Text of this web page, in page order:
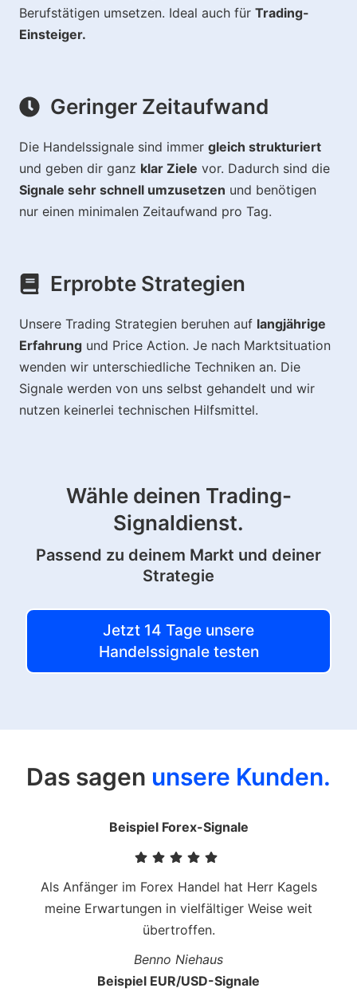
Berufstätigen umsetzen. Ideal auch für Trading-
Einsteiger.
Geringer Zeitaufwand
Die Handelssignale sind immer gleich strukturiert
und geben dir ganz klar Ziele vor. Dadurch sind die
Signale sehr schnell umzusetzen und benötigen
nur einen minimalen Zeitaufwand pro Tag.
Erprobte Strategien
Unsere Trading Strategien beruhen auf langjährige
Erfahrung und Price Action. Je nach Marktsituation
wenden wir unterschiedliche Techniken an. Die
Signale werden von uns selbst gehandelt und wir
nutzen keinerlei technischen Hilfsmittel.
Wähle deinen Trading-
Signaldienst.
Passend zu deinem Markt und deiner
Strategie
Jetzt 14 Tage unsere
Handelssignale testen
Das sagen unsere Kunden.
Beispiel Forex-Signale
Als Anfänger im Forex Handel hat Herr Kagels
meine Erwartungen in vielfältiger Weise weit
übertroffen.
Benno Niehaus
Beispiel EUR/USD-Signale